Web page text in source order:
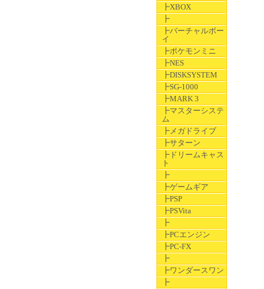
┣XBOX
┣
┣バーチャルボー
イ
┣ポケモンミニ
┣NES
┣DISKSYSTEM
┣SG-1000
┣MARK 3
┣マスターシステ
ム
┣メガドライブ
┣サターン
┣ドリームキャス
ト
┣
┣ゲームギア
┣PSP
┣PSVita
┣
┣PCエンジン
┣PC-FX
┣
┣ワンダースワン
┣